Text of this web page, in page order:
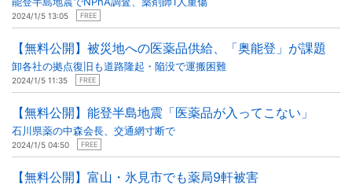
2024/1/5 13:05 FREE
【無料公開】被災地への医薬品供給、「奥能登」が課題
卸各社の拠点復旧も道路隆起・陥没で運搬困難
2024/1/5 11:35 FREE
【無料公開】能登半島地震「医薬品が入ってこない」
石川県薬の中森会長、交通網寸断で
2024/1/5 04:50 FREE
【無料公開】富山・氷見市でも薬局9軒被害